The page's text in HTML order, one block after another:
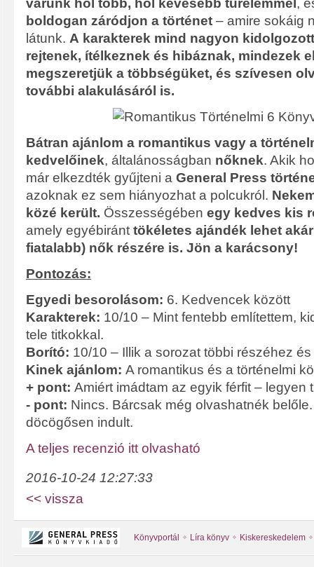
várunk hol több, hol kevesebb türelemmel ,
boldogan záródjon a történet – amire sokáig
látunk. A karakterek mind nagyon
rejtenek, ítélkeznek és hibáznak, mindezek
megszeretjük a többségüket, és szívesen
további alakulásáról is.
Bátran ajánlom a romantikus vagy a
kedvelőinek, általánosságban nőknek. Akik
már elkezdték gyűjteni a General Press
azoknak ez sem hiányozhat a polcukról.
közé került. Összességében egy kedves kis
amely egyébiránt tökéletes ajándék lehet
fiatalabb) nők részére is. Jön a karácsony!
Pontozás:
Egyedi besorolásom: 6. Kedvencek között
Karakterek: 10/10 – Mint fentebb említettem,
tele titkokkal.
Borító: 10/10 – Illik a sorozat többi részéhez
Kinek ajánlom: A romantikus és a történelmi
+ pont: Amiért imádtam az egyik férfit – legyen
- pont: Nincs. Bárcsak még olvashatnék
döcögősen indult.
A teljes recenzió itt olvasható
2016-10-24 12:27:33
<< vissza
Könyvportál Líra könyv Kiskereskedelem